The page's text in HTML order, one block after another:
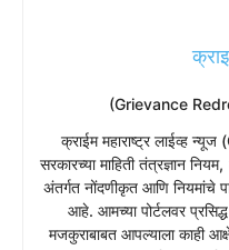
(Grievance
​क्राईम महाराष्ट्र लाईव्ह
सरकारच्या माहिती तंत्रज्ञान
अंतर्गत नोंदणीकृत आणि नियमांचे
आहे. आमच्या पोर्टलवर
मजकुराबाबत आपल्याला काही